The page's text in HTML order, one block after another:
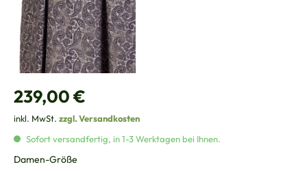
Regulärer Preis:
239,00 €
inkl. MwSt. zzgl. Versandkosten
Sofort versandfertig, in 1-3 Werktagen bei Ihnen.
Damen-Größe